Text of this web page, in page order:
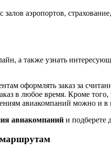
аэропортов,
а также узнать
оформлять заказ за
в любое время. Кроме
авиакомпаний можно и в
авиакомпаний и подберете
маршрутам